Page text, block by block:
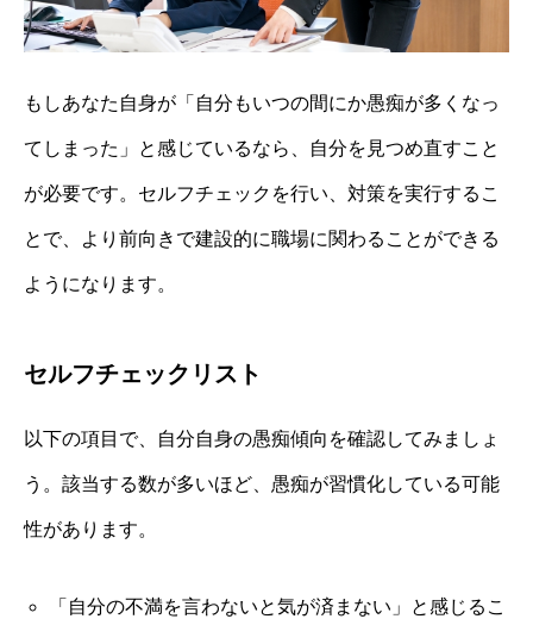
もしあなた自身が「自分もいつの間にか愚痴が多くなっ
てしまった」と感じているなら、自分を見つめ直すこと
が必要です。セルフチェックを行い、対策を実行するこ
とで、より前向きで建設的に職場に関わることができる
ようになります。
セルフチェックリスト
以下の項目で、自分自身の愚痴傾向を確認してみましょ
う。該当する数が多いほど、愚痴が習慣化している可能
性があります。
「自分の不満を言わないと気が済まない」と感じるこ